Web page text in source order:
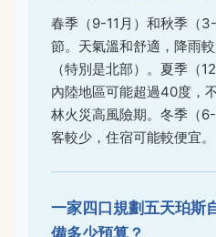
春季（9-11月）和秋季（
節。天氣溫和舒適，降雨
（特別是北部）。夏季（
內陸地區可能超過40度，
林火災高風險期。冬季（
客較少，住宿可能較便宜。
一家四口規劃五天珀斯
備多少預算？